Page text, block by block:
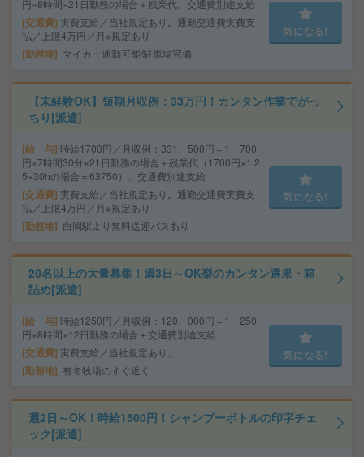
円×8時間×21日勤務の場合＋残業代、交通費別途支給
交通費 実費支給／当社規定あり。通勤交通費実費支
払／上限4万円／月※規定あり
勤務地 マイカー通勤可能/駐車場完備
気になる!
【未経験OK】短期月収例：33万円！カンタン作業でがっ
ちり[派遣]
給 与 時給1700円／月収例：331、500円＝1、700
円×7時間30分×21日勤務の場合＋残業代（1700円×1.2
5×30hの場合＝63750）、交通費別途支給
交通費 実費支給／当社規定あり。通勤交通費実費支
払／上限4万円／月※規定あり
勤務地 白岡駅より無料送迎バスあり
気になる!
20名以上の大量募集！週3日～OK梨のカンタン選果・箱
詰め[派遣]
給 与 時給1250円／月収例：120、000円＝1、250
円×8時間×12日勤務の場合＋交通費別途支給
交通費 実費支給／当社規定あり。
勤務地 有名牧場のすぐ近く
気になる!
週2日～OK！時給1500円！シャンプーボトルの印字チェ
ック[派遣]